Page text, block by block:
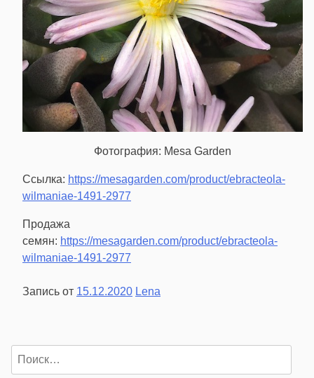
Фотография: Mesa Garden
Ссылка: https://mesagarden.com/product/ebracteola-
wilmaniae-1491-2977
Продажа
семян: https://mesagarden.com/product/ebracteola-
wilmaniae-1491-2977
Запись от 15.12.2020 Lena
Найти: